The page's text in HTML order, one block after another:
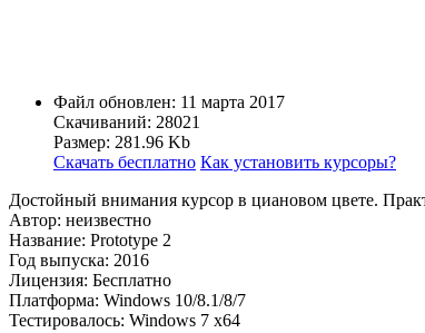
Файл обновлен: 11 марта 2017
Скачиваний: 28021
Размер: 281.96 Kb
Скачать бесплатно Как установить курсоры?
Достойный внимания курсор в циановом цвете.
Автор: неизвестно
Название: Prototype 2
Год выпуска: 2016
Лицензия: Бесплатно
Платформа: Windows 10/8.1/8/7
Тестировалось: Windows 7 x64